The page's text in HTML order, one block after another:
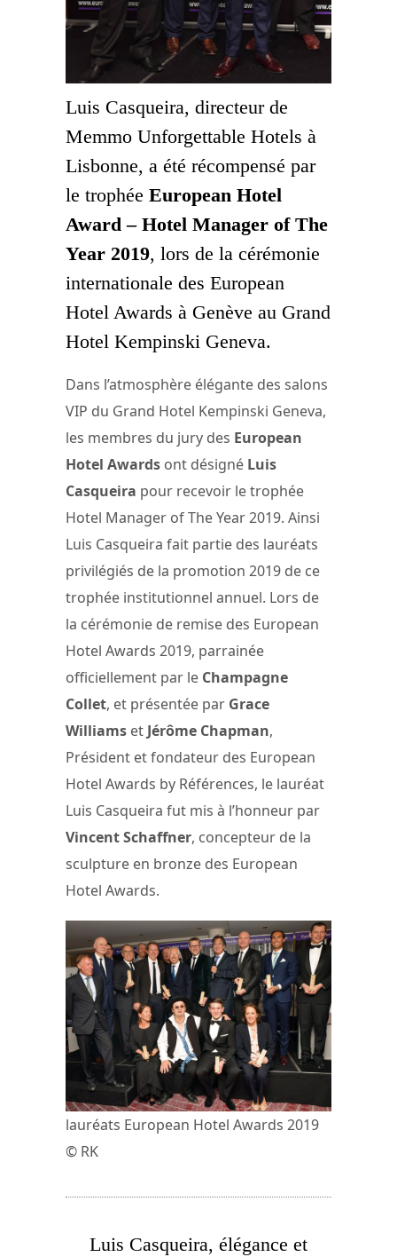
Luis Casqueira, directeur de
Memmo Unforgettable Hotels à
Lisbonne, a été récompensé par
le trophée European Hotel
Award – Hotel Manager of The
Year 2019, lors de la cérémonie
internationale des European
Hotel Awards à Genève au Grand
Hotel Kempinski Geneva.
Dans l’atmosphère élégante des salons
VIP du Grand Hotel Kempinski Geneva,
les membres du jury des European
Hotel Awards ont désigné Luis
Casqueira pour recevoir le trophée
Hotel Manager of The Year 2019. Ainsi
Luis Casqueira fait partie des lauréats
privilégiés de la promotion 2019 de ce
trophée institutionnel annuel. Lors de
la cérémonie de remise des European
Hotel Awards 2019, parrainée
officiellement par le Champagne
Collet, et présentée par Grace
Williams et Jérôme Chapman,
Président et fondateur des European
Hotel Awards by Références, le lauréat
Luis Casqueira fut mis à l’honneur par
Vincent Schaffner, concepteur de la
sculpture en bronze des European
Hotel Awards.
lauréats European Hotel Awards 2019
© RK
Luis Casqueira, élégance et